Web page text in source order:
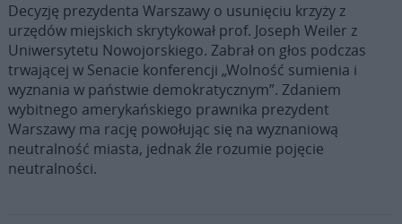
Decyzję prezydenta Warszawy o usunięciu krzyży z
urzędów miejskich skrytykował prof. Joseph Weiler z
Uniwersytetu Nowojorskiego. Zabrał on głos podczas
trwającej w Senacie konferencji „Wolność sumienia i
wyznania w państwie demokratycznym”. Zdaniem
wybitnego amerykańskiego prawnika prezydent
Warszawy ma rację powołując się na wyznaniową
neutralność miasta, jednak źle rozumie pojęcie
neutralności.